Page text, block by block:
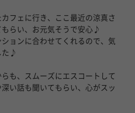
フェに行き、ここ最近の涼真さ
もらい、お元気そうで安心♪
ョンに合わせてくれるので、気
た♪
も、スムーズにエスコートして
い話も聞いてもらい、心がスッ